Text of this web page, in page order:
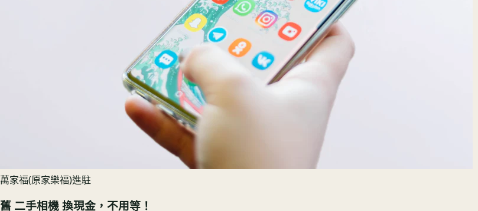
萬家福(原家樂福)進駐
舊 二手相機 換現金，不用等！